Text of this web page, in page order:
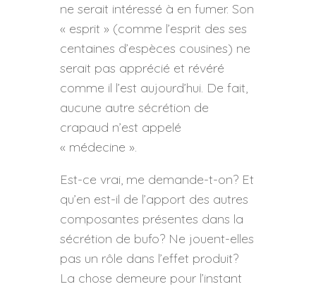
ne serait intéressé à en fumer. Son
« esprit » (comme l’esprit des ses
centaines d’espèces cousines) ne
serait pas apprécié et révéré
comme il l’est aujourd’hui. De fait,
aucune autre sécrétion de
crapaud n’est appelé
« médecine ».
Est-ce vrai, me demande-t-on? Et
qu’en est-il de l’apport des autres
composantes présentes dans la
sécrétion de bufo? Ne jouent-elles
pas un rôle dans l’effet produit?
La chose demeure pour l’instant